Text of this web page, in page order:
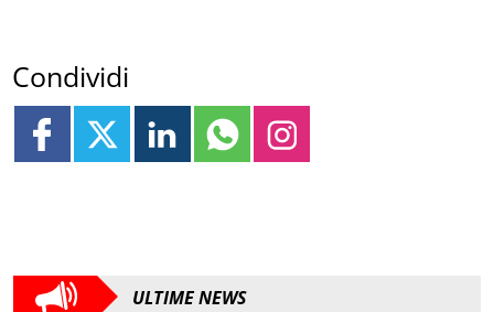
Condividi
ULTIME NEWS